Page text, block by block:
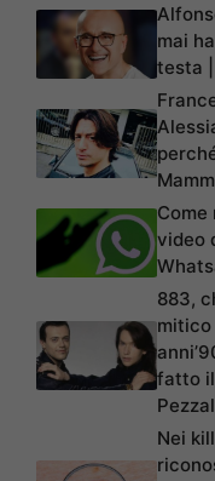
mai
testa
Come
video
883,
fatto il
Nei